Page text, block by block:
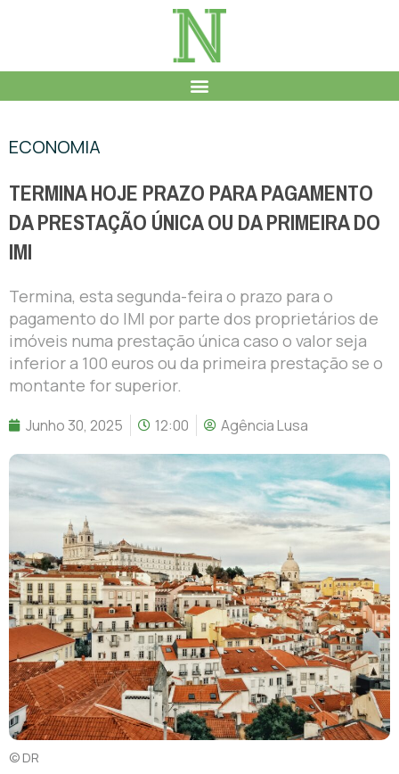
ECONOMIA
TERMINA HOJE PRAZO PARA PAGAMENTO
DA PRESTAÇÃO ÚNICA OU DA PRIMEIRA DO
IMI
Termina, esta segunda-feira o prazo para o
pagamento do IMI por parte dos proprietários de
imóveis numa prestação única caso o valor seja
inferior a 100 euros ou da primeira prestação se o
montante for superior.
Junho 30, 2025 12:00 Agência Lusa
© DR